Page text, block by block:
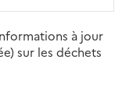
à jour
sur les déchets